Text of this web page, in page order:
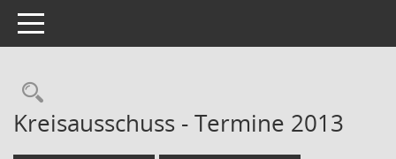
Toggle navigation
Rechercheauswahl
Kreisausschuss - Termine 2013